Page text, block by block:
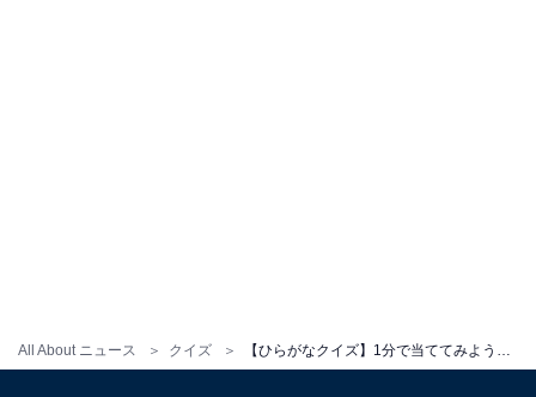
All About ニュース クイズ